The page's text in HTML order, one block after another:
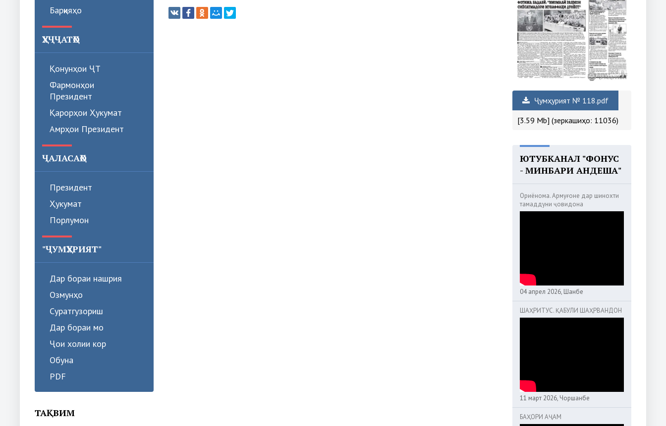
Барқияҳо
ҲУҶҶАТҲО
Қонунҳои ҶТ
Фармонҳои
Президент
Қарорҳои Ҳукумат
Амрҳои Президент
ҶАЛАСАҲО
Президент
Ҳукумат
Порлумон
"ҶУМҲУРИЯТ"
Дар бораи нашрия
Озмунҳо
Суратгузориш
Дар бораи мо
Ҷои холии кор
Обуна
PDF
ТАҚВИМ
Ҷумҳурият № 118.pdf
[3.59 Mb] (зеркашиҳо: 11036)
ЮТУБКАНАЛ "ФОНУС
- МИНБАРИ АНДЕША"
Ориёнома. Армуғоне дар шинохти
тамаддуни ҷовидона
04 апрел 2026, Шанбе
ШАҲРИТУС. ҚАБУЛИ ШАҲРВАНДОН
11 март 2026, Чоршанбе
БАҲОРИ АҶАМ